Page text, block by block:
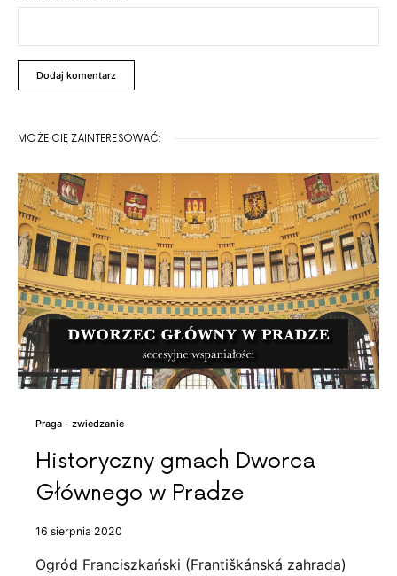
MOŻE CIĘ ZAINTERESOWAĆ:
Praga - zwiedzanie
Historyczny gmach Dworca
Głównego w Pradze
16 sierpnia 2020
Ogród Franciszkański (Františkánská zahrada)